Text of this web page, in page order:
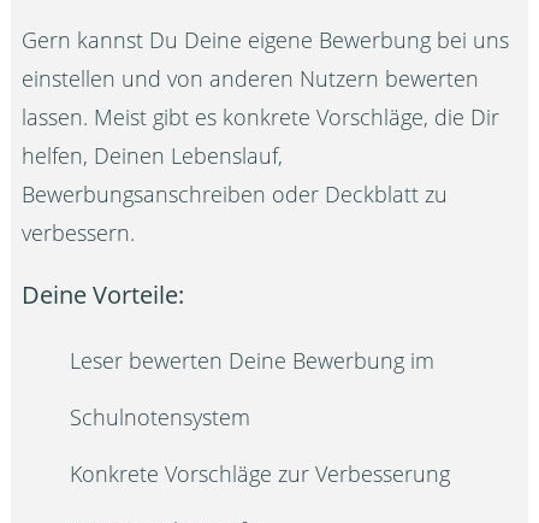
Gern kannst Du Deine eigene Bewerbung bei uns
einstellen und von anderen Nutzern bewerten
lassen. Meist gibt es konkrete Vorschläge, die Dir
helfen, Deinen Lebenslauf,
Bewerbungsanschreiben oder Deckblatt zu
verbessern.
Deine Vorteile:
Leser bewerten Deine Bewerbung im
Schulnotensystem
Konkrete Vorschläge zur Verbesserung